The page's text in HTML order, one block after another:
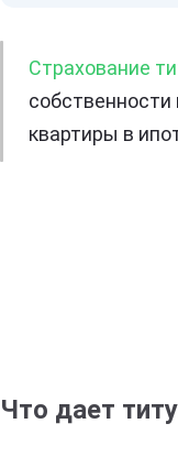
Страхование
квартиры в
Что дает